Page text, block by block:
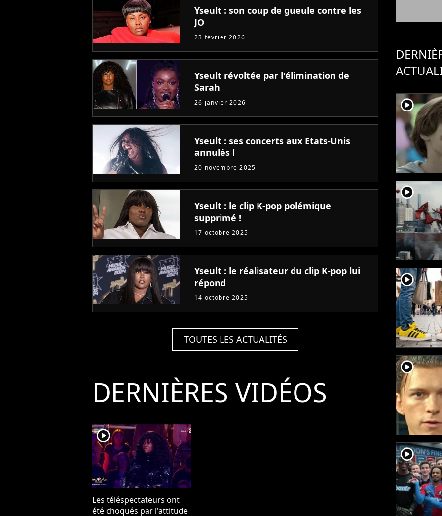
Yseult : son coup de gueule contre les
JO
23 février 2026
Yseult révoltée par l'élimination de
Sarah
26 janvier 2026
Yseult : ses concerts aux Etats-Unis
annulés !
20 novembre 2025
Yseult : le clip K-pop polémique
supprimé !
17 octobre 2025
Yseult : le réalisateur du clip K-pop lui
répond
14 octobre 2025
TOUTES LES ACTUALITÉS
DERNIÈRES VIDÉOS
player2
Les téléspectateurs ont
été choqués par l'attitude
player2
player2
player2
player2
player2